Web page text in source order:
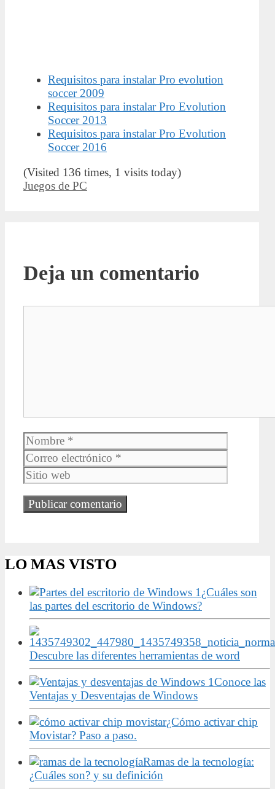
Requisitos para instalar Pro evolution
soccer 2009
Requisitos para instalar Pro Evolution
Soccer 2013
Requisitos para instalar Pro Evolution
Soccer 2016
(Visited 136 times, 1 visits today)
Categorías
Juegos de PC
Deja un comentario
Nombre
web
LO MAS VISTO
¿Cuáles son
las partes del escritorio de Windows?
Descubre las diferentes herramientas de word
Conoce las
Ventajas y Desventajas de Windows
¿Cómo activar chip
Movistar? Paso a paso.
Ramas de la tecnología:
¿Cuáles son? y su definición